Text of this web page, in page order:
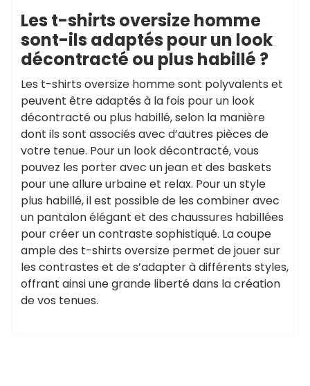
Les t-shirts oversize homme
sont-ils adaptés pour un look
décontracté ou plus habillé ?
Les t-shirts oversize homme sont polyvalents et
peuvent être adaptés à la fois pour un look
décontracté ou plus habillé, selon la manière
dont ils sont associés avec d’autres pièces de
votre tenue. Pour un look décontracté, vous
pouvez les porter avec un jean et des baskets
pour une allure urbaine et relax. Pour un style
plus habillé, il est possible de les combiner avec
un pantalon élégant et des chaussures habillées
pour créer un contraste sophistiqué. La coupe
ample des t-shirts oversize permet de jouer sur
les contrastes et de s’adapter à différents styles,
offrant ainsi une grande liberté dans la création
de vos tenues.